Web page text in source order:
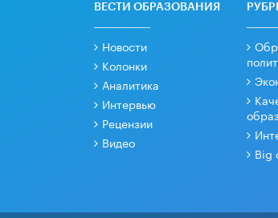
ВЕСТИ ОБРАЗОВАНИЯ
Новости
Колонки
Аналитика
Интервью
Рецензии
Видео
Big